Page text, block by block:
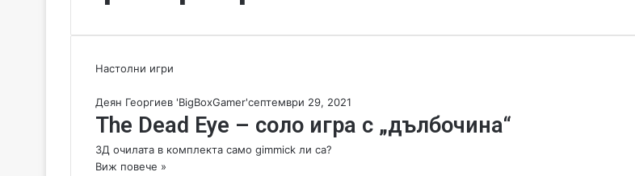
Настолни игри
Деян Георгиев 'BigBoxGamer'септември 29, 2021
Тhe Dead Eye – соло игра с „дълбочина“
3Д очилата в комплекта само gimmick ли са?
Виж повече »